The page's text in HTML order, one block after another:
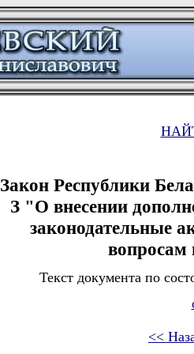
Закон Республики
З "О внесении
законодательные
вопросам
Текст документа по
<<